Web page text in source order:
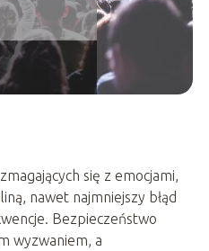
się z emocjami,
nawet najmniejszy błąd
Bezpieczeństwo
wyzwaniem, a